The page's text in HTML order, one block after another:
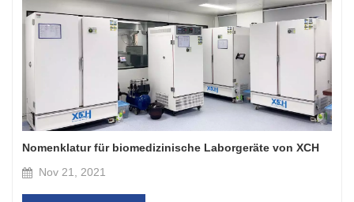
Nomenklatur für biomedizinische Laborgeräte von XCH
Nov 21, 2021